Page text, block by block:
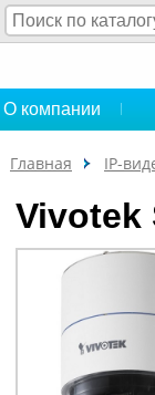
О компании
Главная IP-
Vivotek